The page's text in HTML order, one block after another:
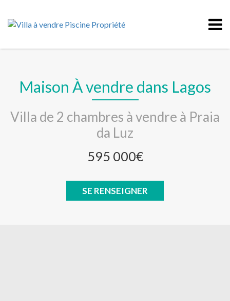
Maison À vendre dans Lagos
Villa de 2 chambres à vendre à Praia
da Luz
595 000€
SE RENSEIGNER